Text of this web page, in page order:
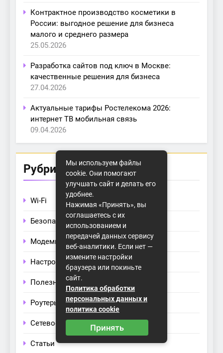
Контрактное производство косметики в
России: выгодное решение для бизнеса
малого и среднего размера
25.05.2026
Разработка сайтов под ключ в Москве:
качественные решения для бизнеса
27.04.2026
Актуальные тарифы Ростелекома 2026:
интернет ТВ мобильная связь
09.04.2026
Рубрики
Wi-Fi
Безопасность
Модемы
Настройка
Полезные советы
Роутеры
Сетевое оборудование
Статьи
Мы используем файлы
cookie. Они помогают
улучшать сайт и делать его
удобнее.
Нажимая «Принять», вы
соглашаетесь с их
использованием и
передачей данных сервису
веб-аналитики. Если нет —
измените настройки
браузера или покиньте
сайт.
Политика обработки
персональных данных и
политика cookie
Принять